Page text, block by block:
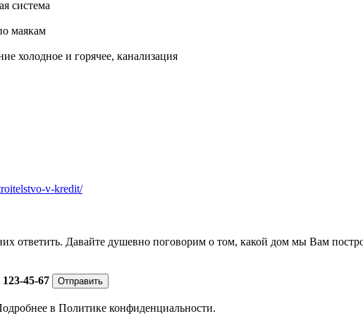
система
маякам
холодное и горячее, канализация
v-kredit/
ответить. Давайте душевно поговорим о том, какой дом мы Вам
45-67 Отправить
в Политике конфиденциальности.